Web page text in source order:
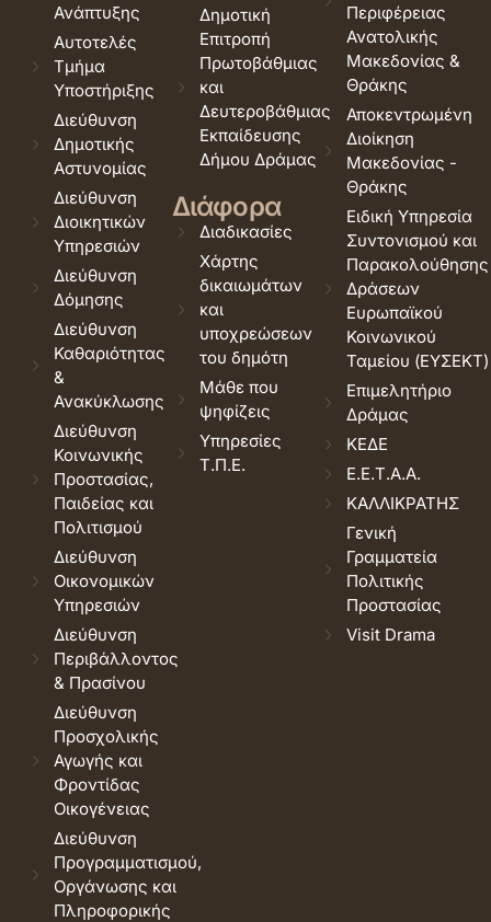
Ανάπτυξης
Αυτοτελές
Τμήμα
Υποστήριξης
Διεύθυνση
Δημοτικής
Αστυνομίας
Διεύθυνση
Διοικητικών
Υπηρεσιών
Διεύθυνση
Δόμησης
Διεύθυνση
Καθαριότητας
&
Ανακύκλωσης
Διεύθυνση
Κοινωνικής
Προστασίας,
Παιδείας και
Πολιτισμού
Διεύθυνση
Οικονομικών
Υπηρεσιών
Διεύθυνση
Περιβάλλοντος
& Πρασίνου
Διεύθυνση
Προσχολικής
Αγωγής και
Φροντίδας
Οικογένειας
Διεύθυνση
Προγραμματισμού,
Οργάνωσης και
Πληροφορικής
Δημοτική
Επιτροπή
Πρωτοβάθμιας
και
Δευτεροβάθμιας
Εκπαίδευσης
Δήμου Δράμας
Διάφορα
Διαδικασίες
Χάρτης
δικαιωμάτων
και
υποχρεώσεων
του δημότη
Μάθε που
ψηφίζεις
Υπηρεσίες
Τ.Π.Ε.
Περιφέρειας
Ανατολικής
Μακεδονίας &
Θράκης
Αποκεντρωμένη
Διοίκηση
Μακεδονίας -
Θράκης
Ειδική Υπηρεσία
Συντονισμού και
Παρακολούθησης
Δράσεων
Ευρωπαϊκού
Κοινωνικού
Ταμείου (ΕΥΣΕΚΤ)
Επιμελητήριο
Δράμας
ΚΕΔΕ
Ε.Ε.Τ.Α.Α.
ΚΑΛΛΙΚΡΑΤΗΣ
Γενική
Γραμματεία
Πολιτικής
Προστασίας
Visit Drama